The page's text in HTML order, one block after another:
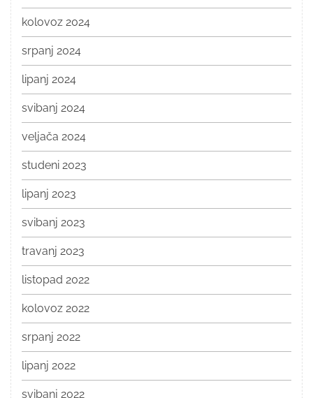
kolovoz 2024
srpanj 2024
lipanj 2024
svibanj 2024
veljača 2024
studeni 2023
lipanj 2023
svibanj 2023
travanj 2023
listopad 2022
kolovoz 2022
srpanj 2022
lipanj 2022
svibanj 2022